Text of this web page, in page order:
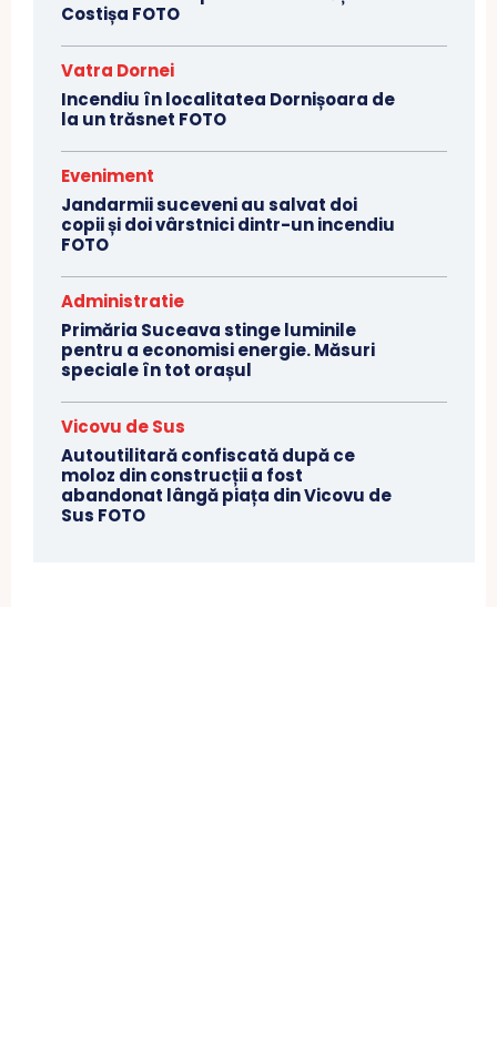
Costișa FOTO
Vatra Dornei
Incendiu în localitatea Dornișoara de
la un trăsnet FOTO
Eveniment
Jandarmii suceveni au salvat doi
copii și doi vârstnici dintr-un incendiu
FOTO
Administratie
Primăria Suceava stinge luminile
pentru a economisi energie. Măsuri
speciale în tot orașul
Vicovu de Sus
Autoutilitară confiscată după ce
moloz din construcții a fost
abandonat lângă piața din Vicovu de
Sus FOTO